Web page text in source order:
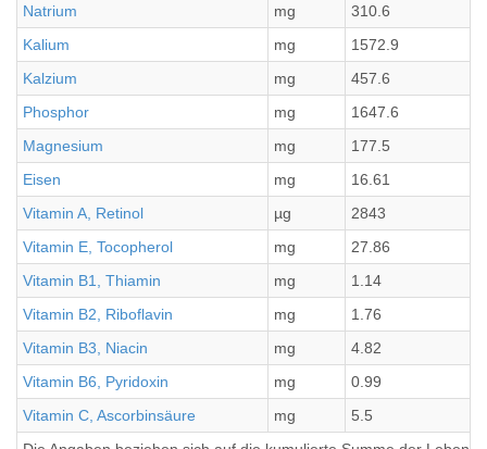
Natrium
mg 310.6
Kalium
mg 1572.9
Kalzium
mg 457.6
Phosphor
mg 1647.6
Magnesium
mg 177.5
Eisen
mg 16.61
Vitamin A, Retinol
µg 2843
Vitamin E, Tocopherol
mg 27.86
Vitamin B1, Thiamin
mg 1.14
Vitamin B2, Riboflavin
mg 1.76
Vitamin B3, Niacin
mg 4.82
Vitamin B6, Pyridoxin
mg 0.99
Vitamin C, Ascorbinsäure
mg 5.5